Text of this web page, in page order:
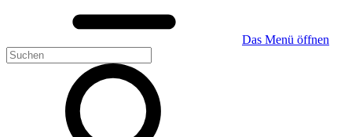
Das Menü öffnen